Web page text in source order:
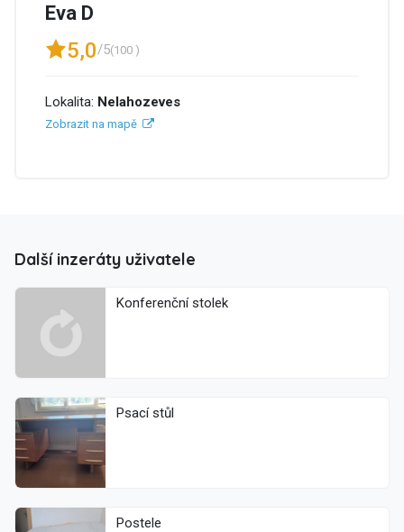
Eva D
5,0/5(100 )
Lokalita: Nelahozeves
Zobrazit na mapě
Další inzeráty uživatele
Konferenční stolek
Psací stůl
Postele